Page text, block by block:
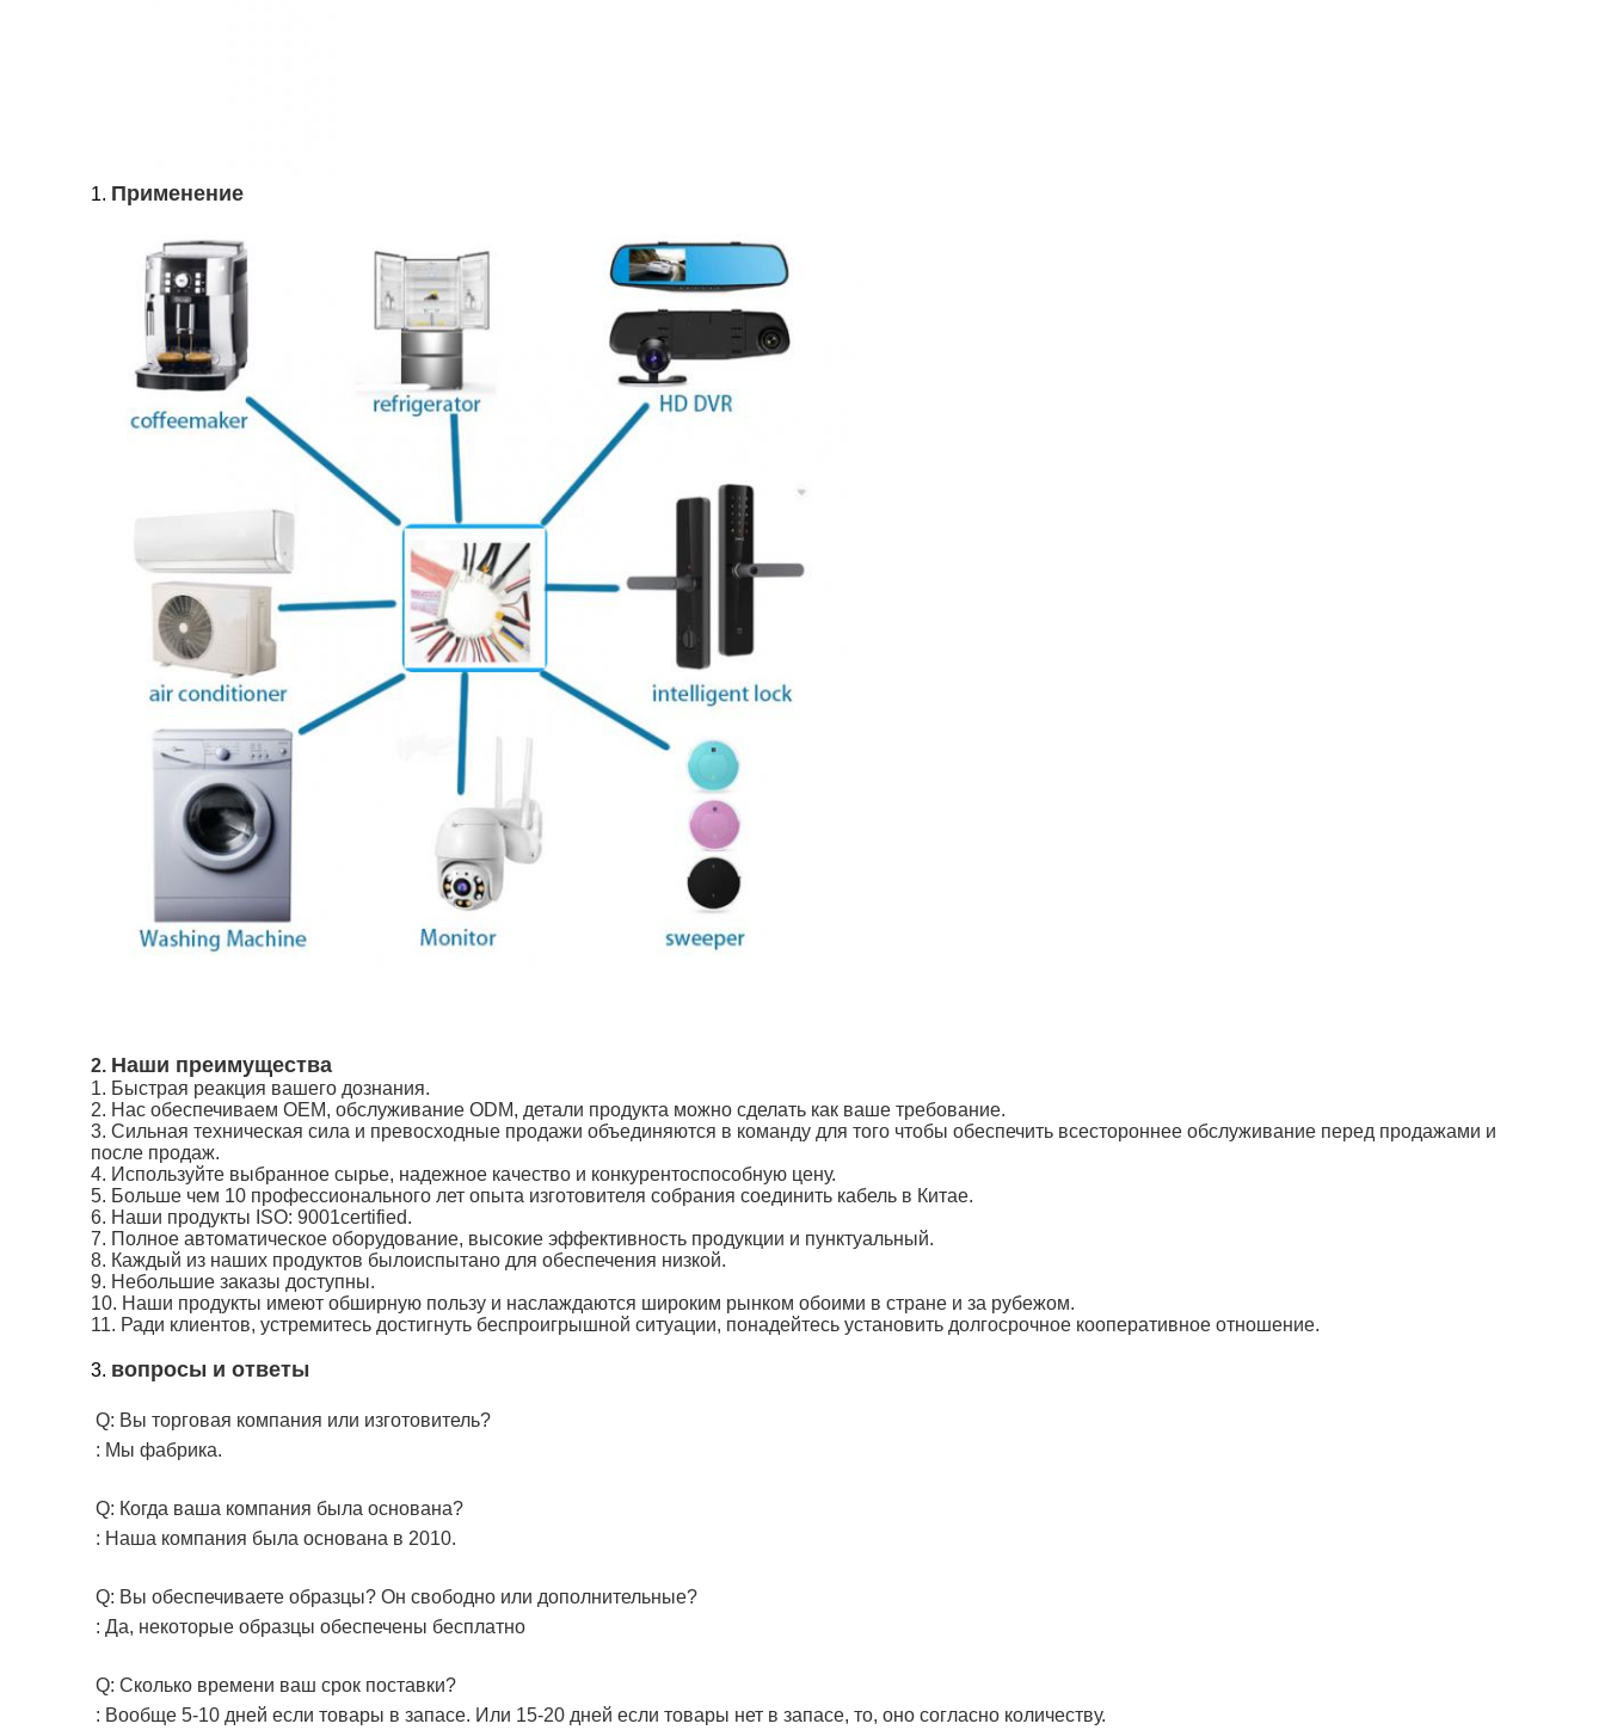
1. Применение
2. Наши преимущества
1. Быстрая реакция вашего дознания.
2. Нас обеспечиваем OEM, обслуживание ODM, детали продукта можно сделать как ваше требование.
3. Сильная техническая сила и превосходные продажи объединяются в команду для того чтобы обеспечить всестороннее обслуживание перед продажами и
после продаж.
4. Используйте выбранное сырье, надежное качество и конкурентоспособную цену.
5. Больше чем 10 профессионального лет опыта изготовителя собрания соединить кабель в Китае.
6. Наши продукты ISO: 9001certified.
7. Полное автоматическое оборудование, высокие эффективность продукции и пунктуальный.
8. Каждый из наших продуктов былоиспытано для обеспечения низкой.
9. Небольшие заказы доступны.
10. Наши продукты имеют обширную пользу и наслаждаются широким рынком обоими в стране и за рубежом.
11. Ради клиентов, устремитесь достигнуть беспроигрышной ситуации, понадейтесь установить долгосрочное кооперативное отношение.
3. вопросы и ответы
Q: Вы торговая компания или изготовитель?
: Мы фабрика.
Q: Когда ваша компания была основана?
: Наша компания была основана в 2010.
Q: Вы обеспечиваете образцы? Он свободно или дополнительные?
: Да, некоторые образцы обеспечены бесплатно
Q: Сколько времени ваш срок поставки?
: Вообще 5-10 дней если товары в запасе. Или 15-20 дней если товары нет в запасе, то, оно согласно количеству.